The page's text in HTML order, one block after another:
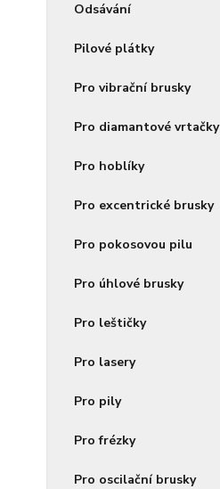
Odsávání
Pilové plátky
Pro vibrační brusky
Pro diamantové vrtačky
Pro hoblíky
Pro excentrické brusky
Pro pokosovou pilu
Pro úhlové brusky
Pro leštičky
Pro lasery
Pro pily
Pro frézky
Pro oscilační brusky